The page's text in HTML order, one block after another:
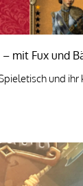
mit Fux und
und